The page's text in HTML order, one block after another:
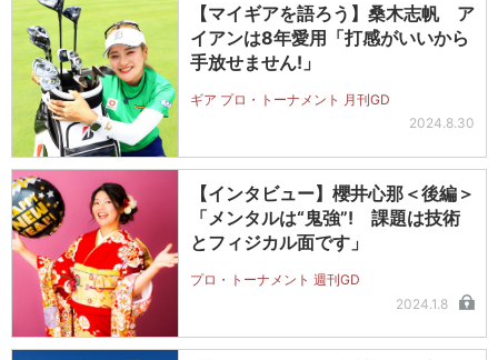
【マイギアを語ろう】桑木志帆 ア
イアンは8年愛用「打感がいいから
手放せません!」
ギア プロ・トーナメント 月刊GD
2024.8.30
【インタビュー】櫻井心那＜後編＞
「メンタルは“鬼強”! 課題は技術
とフィジカル面です」
プロ・トーナメント 週刊GD
2024.1.8